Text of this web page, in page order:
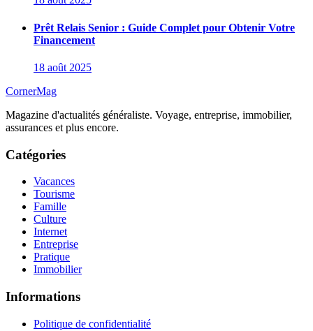
Prêt Relais Senior : Guide Complet pour Obtenir Votre
Financement
18 août 2025
CornerMag
Magazine d'actualités généraliste. Voyage, entreprise, immobilier,
assurances et plus encore.
Catégories
Vacances
Tourisme
Famille
Culture
Internet
Entreprise
Pratique
Immobilier
Informations
Politique de confidentialité